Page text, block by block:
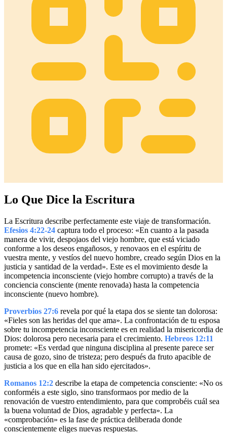
Lo Que Dice la Escritura
La Escritura describe perfectamente este viaje de transformación.
Efesios 4:22-24 captura todo el proceso: «En cuanto a la pasada
manera de vivir, despojaos del viejo hombre, que está viciado
conforme a los deseos engañosos, y renovaos en el espíritu de
vuestra mente, y vestíos del nuevo hombre, creado según Dios en la
justicia y santidad de la verdad». Este es el movimiento desde la
incompetencia inconsciente (viejo hombre corrupto) a través de la
conciencia consciente (mente renovada) hasta la competencia
inconsciente (nuevo hombre).
Proverbios 27:6 revela por qué la etapa dos se siente tan dolorosa:
«Fieles son las heridas del que ama». La confrontación de tu esposa
sobre tu incompetencia inconsciente es en realidad la misericordia de
Dios: dolorosa pero necesaria para el crecimiento. Hebreos 12:11
promete: «Es verdad que ninguna disciplina al presente parece ser
causa de gozo, sino de tristeza; pero después da fruto apacible de
justicia a los que en ella han sido ejercitados».
Romanos 12:2 describe la etapa de competencia consciente: «No os
conforméis a este siglo, sino transformaos por medio de la
renovación de vuestro entendimiento, para que comprobéis cuál sea
la buena voluntad de Dios, agradable y perfecta». La
«comprobación» es la fase de práctica deliberada donde
conscientemente eliges nuevas respuestas.